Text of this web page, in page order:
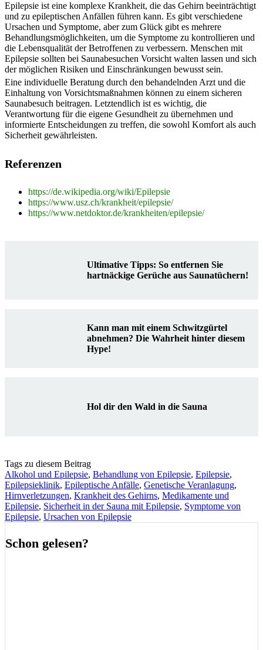
Epilepsie ist eine komplexe Krankheit, die das Gehirn beeinträchtigt
und zu epileptischen Anfällen führen kann. Es gibt verschiedene
Ursachen und Symptome, aber zum Glück gibt es mehrere
Behandlungsmöglichkeiten, um die Symptome zu kontrollieren und
die Lebensqualität der Betroffenen zu verbessern. Menschen mit
Epilepsie sollten bei Saunabesuchen Vorsicht walten lassen und sich
der möglichen Risiken und Einschränkungen bewusst sein.
Eine individuelle Beratung durch den behandelnden Arzt und die
Einhaltung von Vorsichtsmaßnahmen können zu einem sicheren
Saunabesuch beitragen. Letztendlich ist es wichtig, die
Verantwortung für die eigene Gesundheit zu übernehmen und
informierte Entscheidungen zu treffen, die sowohl Komfort als auch
Sicherheit gewährleisten.
Referenzen
https://de.wikipedia.org/wiki/Epilepsie
https://www.usz.ch/krankheit/epilepsie/
https://www.netdoktor.de/krankheiten/epilepsie/
Ultimative Tipps: So entfernen Sie
hartnäckige Gerüche aus Saunatüchern!
Kann man mit einem Schwitzgürtel
abnehmen? Die Wahrheit hinter diesem
Hype!
Hol dir den Wald in die Sauna
Tags zu diesem Beitrag
Alkohol und Epilepsie, Behandlung von Epilepsie, Epilepsie,
Epilepsieklinik, Epileptische Anfälle, Genetische Veranlagung,
Hirnverletzungen, Krankheit des Gehirns, Medikamente und
Epilepsie, Sicherheit in der Sauna mit Epilepsie, Symptome von
Epilepsie, Ursachen von Epilepsie
Schon gelesen?